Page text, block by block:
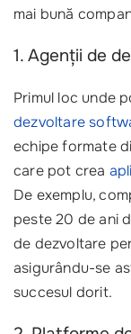
mai bună
1. Agenții de
Primul loc unde
dezvoltare
echipe formate
care pot crea
De exemplu,
peste 20 de ani
de dezvoltare
asigurându-se
succesul dorit.